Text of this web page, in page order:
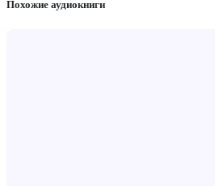
Похожие аудиокниги